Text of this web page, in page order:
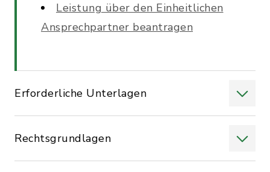
Leistung über den Einheitlichen
Ansprechpartner beantragen
Erforderliche Unterlagen
Rechtsgrundlagen